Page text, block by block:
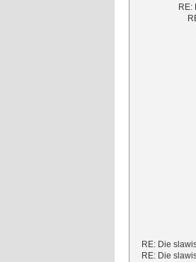
RE:
RE: Die
RE: Die